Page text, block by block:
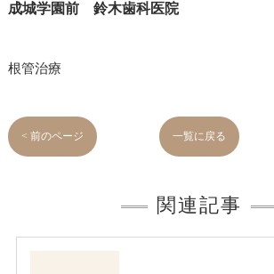
成城学園前 鈴木歯科医院
根管治療
< 前のページ 一覧に戻る
関連記事